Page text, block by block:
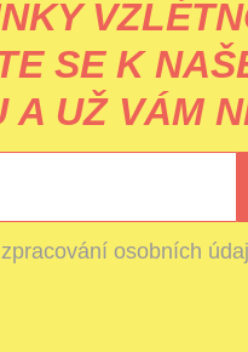
SE K
A UŽ VÁM
osobních